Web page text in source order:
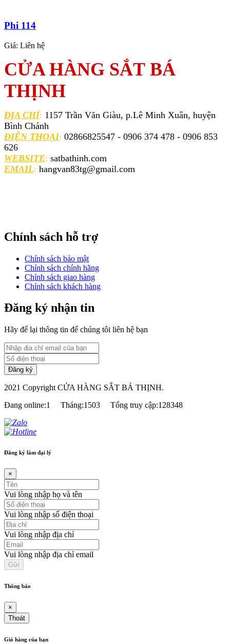
Phi 114
Giá: Liên hệ
CỬA HÀNG SẮT BÁ
THỊNH
ĐỊA CHỈ: 1157 Trần Văn Giàu, p.Lê Minh Xuân, huyện
Bình Chánh
ĐIỆN THOẠI: 02866825547 - 0906 374 478 - 0906 853
626
WEBSITE: satbathinh.com
EMAIL: hangvan83tg@gmail.com
Chính sách hỗ trợ
Chính sách bảo mật
Chính sách chính hãng
Chính sách giao hàng
Chính sách khách hàng
Đăng ký nhận tin
Hãy để lại thông tin để chúng tôi liên hệ bạn
2021 Copyright CỬA HÀNG SẮT BÁ THỊNH.
Đang online:1
Tháng:1503 Tổng truy cập:128348
Đăng ký làm đại lý
×
Vui lòng nhập họ và tên
Vui lòng nhập số điện thoại
Vui lòng nhập địa chỉ
Vui lòng nhập địa chỉ email
Thông báo
×
Thoát
Giỏ hàng của bạn